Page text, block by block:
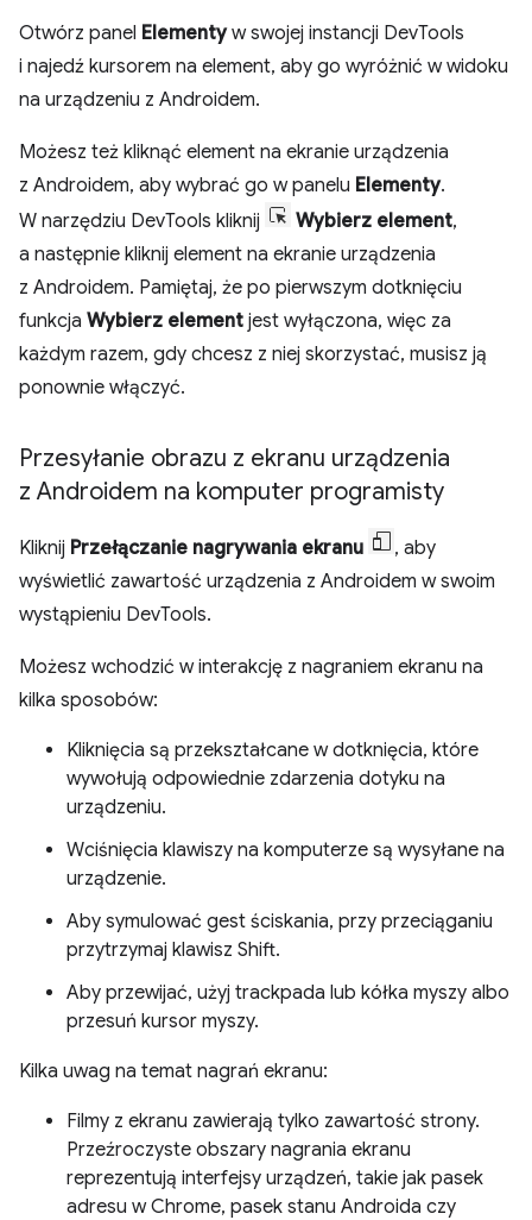
Otwórz panel Elementyw swojej instancji DevTools
i najedź kursorem na element, aby go wyróżnić w widoku
na urządzeniu z Androidem.
Możesz też kliknąć element na ekranie urządzenia
z Androidem, aby wybrać go w panelu Elementy.
W narzędziu DevTools kliknij
Wybierz element,
a następnie kliknij element na ekranie urządzenia
z Androidem. Pamiętaj, że po pierwszym dotknięciu
funkcja Wybierz element jest wyłączona, więc za
każdym razem, gdy chcesz z niej skorzystać, musisz ją
ponownie włączyć.
Przesyłanie obrazu z ekranu urządzenia
z Androidem na komputer programisty
Kliknij Przełączanie nagrywania ekranu
, aby
wyświetlić zawartość urządzenia z Androidem w swoim
wystąpieniu DevTools.
Możesz wchodzić w interakcję z nagraniem ekranu na
kilka sposobów:
Kliknięcia są przekształcane w dotknięcia, które
wywołują odpowiednie zdarzenia dotyku na
urządzeniu.
Wciśnięcia klawiszy na komputerze są wysyłane na
urządzenie.
Aby symulować gest ściskania, przy przeciąganiu
przytrzymaj klawisz Shift.
Aby przewijać, użyj trackpada lub kółka myszy albo
przesuń kursor myszy.
Kilka uwag na temat nagrań ekranu:
Filmy z ekranu zawierają tylko zawartość strony.
Przeźroczyste obszary nagrania ekranu
reprezentują interfejsy urządzeń, takie jak pasek
adresu w Chrome, pasek stanu Androida czy